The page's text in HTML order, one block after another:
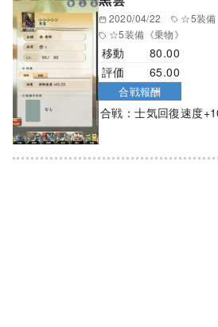
2020/04/22
☆5装備
☆5装備 《乗物》
移動
80.00
評価
65.00
合戦報酬
合戦：士気回復速度